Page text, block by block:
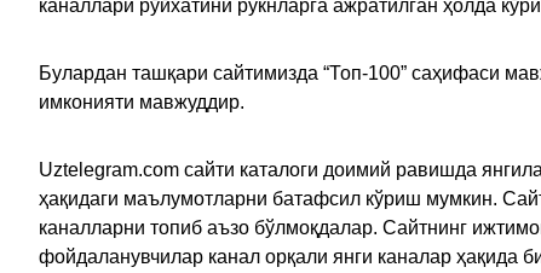
каналлари рўйхатини рукнларга ажратилган ҳолда
Булардан ташқари сайтимизда “Топ-100” саҳифаси
имконияти мавжуддир.
Uztelegram.com сайти каталоги доимий равишда
ҳақидаги маълумотларни батафсил кўриш мумкин.
каналларни топиб аъзо бўлмоқдалар. Сайтнинг
фойдаланувчилар канал орқали янги каналар ҳақида